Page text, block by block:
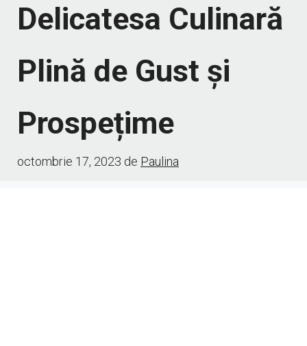
Delicatesa Culinară
Plină de Gust și
Prospețime
octombrie 17, 2023 de Paulina